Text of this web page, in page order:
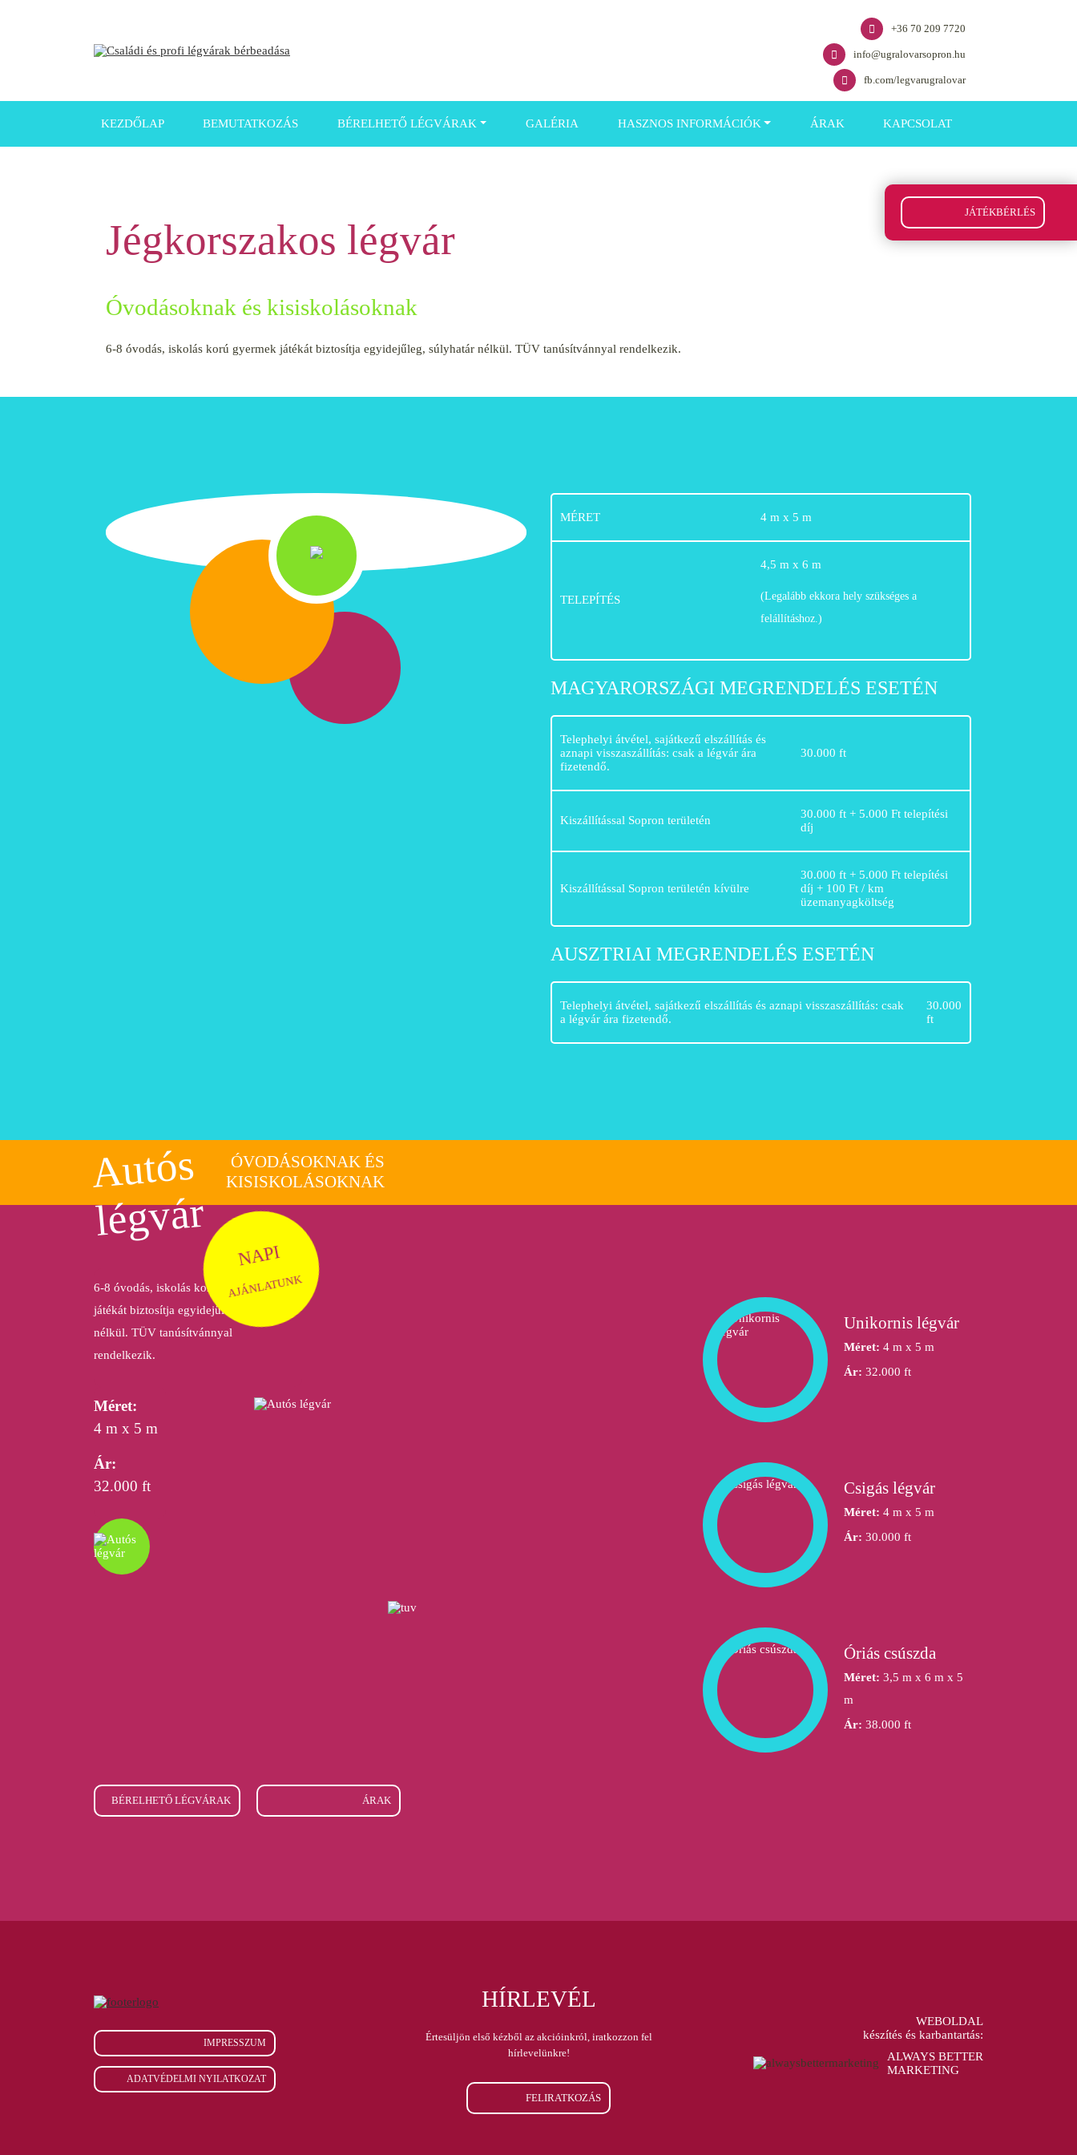
JÁTÉKBÉRLÉS
+36 70 209 7720
info@ugralovarsopron.hu
fb.com/legvarugralovar
KEZDŐLAP BEMUTATKOZÁS BÉRELHETŐ LÉGVÁRAK GALÉRIA HASZNOS INFORMÁCIÓK ÁRAK KAPCSOLAT
Jégkorszakos légvár
Óvodásoknak és kisiskolásoknak
6-8 óvodás, iskolás korú gyermek játékát biztosítja egyidejűleg, súlyhatár nélkül. TÜV tanúsítvánnyal rendelkezik.
MÉRET 4 m x 5 m
TELEPÍTÉS
4,5 m x 6 m
(Legalább ekkora hely szükséges a
felállításhoz.)
MAGYARORSZÁGI MEGRENDELÉS ESETÉN
Telephelyi átvétel, sajátkezű elszállítás és
aznapi visszaszállítás: csak a légvár ára
fizetendő.
30.000 ft
Kiszállítással Sopron területén
30.000 ft + 5.000 Ft telepítési
díj
Kiszállítással Sopron területén kívülre
30.000 ft + 5.000 Ft telepítési
díj + 100 Ft / km
üzemanyagköltség
AUSZTRIAI MEGRENDELÉS ESETÉN
Telephelyi átvétel, sajátkezű elszállítás és aznapi visszaszállítás: csak
a légvár ára fizetendő.
30.000
ft
A
ut
ós
l
é
g
v
ár
ÓVODÁSOKNAK ÉS
KISISKOLÁSOKNAK
NAPI
AJÁNLATUNK
6-8 óvodás, iskolás korú gyermek
játékát biztosítja egyidejűleg, súlyhatár
nélkül. TÜV tanúsítvánnyal
rendelkezik.
Méret:
4 m x 5 m
Ár:
32.000 ft
Unikornis légvár
Méret: 4 m x 5 m
Ár: 32.000 ft
Csigás légvár
Méret: 4 m x 5 m
Ár: 30.000 ft
Óriás csúszda
Méret: 3,5 m x 6 m x 5
m
Ár: 38.000 ft
BÉRELHETŐ LÉGVÁRAK ÁRAK
IMPRESSZUM
ADATVÉDELMI NYILATKOZAT
HÍRLEVÉL
Értesüljön első kézből az akcióinkról, iratkozzon fel
hírlevelünkre!
FELIRATKOZÁS
WEBOLDAL
készítés és karbantartás:
ALWAYS BETTER
MARKETING